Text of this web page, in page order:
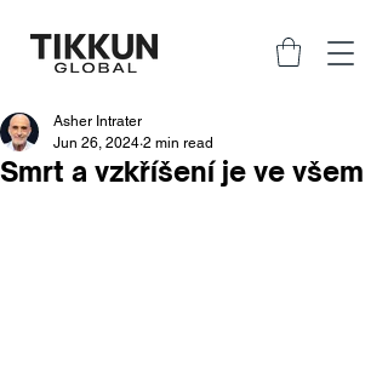
Smrt a vzkříšení je ve všem
Asher Intrater
Jun 26, 2024 2 min read